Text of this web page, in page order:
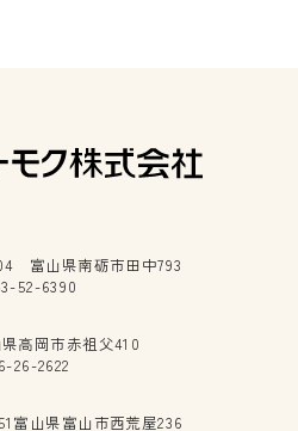
富山県南砺市田中793
52-6390
高岡市赤祖父410
26-2622
富山県富山市西荒屋236